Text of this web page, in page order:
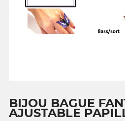
BIJOU BAGUE
AJUSTABLE